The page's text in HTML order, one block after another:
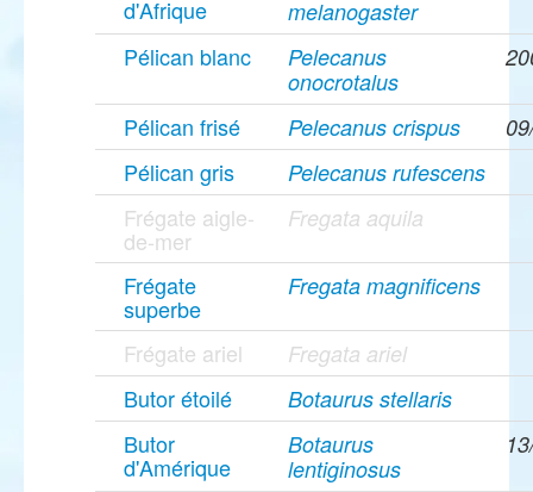
d'Afrique
melanogaster
Pélican blanc
Pelecanus
onocrotalus
Pélican frisé Pelecanus crispus
Pélican gris Pelecanus rufescens
Frégate aigle-
de-mer
Fregata aquila
Frégate
superbe
Fregata magnificens
Frégate ariel Fregata ariel
Butor étoilé Botaurus stellaris
Butor
d'Amérique
Botaurus
lentiginosus